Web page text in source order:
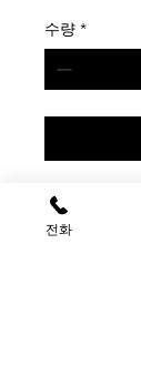
수량 *
VWR Tissue
treated,
전화